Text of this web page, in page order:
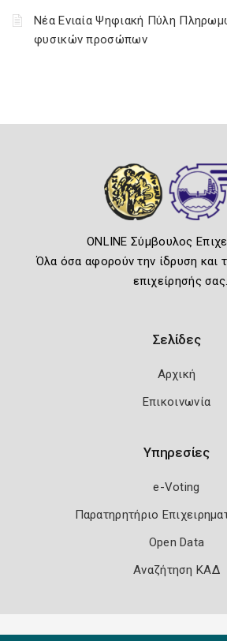
Νέα Ενιαία Ψηφιακή Πύλη
φυσικών προσώπων
ONLINE Σύμβουλος
Όλα όσα αφορούν την ίδρυση και
επιχείρησής σας.
Σελίδες
Αρχική
Επικοινωνία
Υπηρεσίες
e-Voting
Παρατηρητήριο
Open Data
Αναζήτηση ΚΑΔ